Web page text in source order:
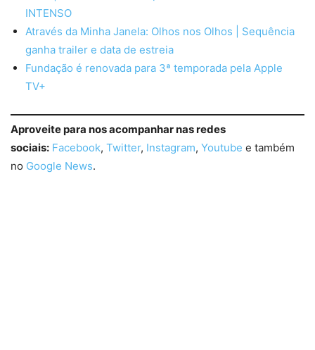
INTENSO
Através da Minha Janela: Olhos nos Olhos | Sequência
ganha trailer e data de estreia
Fundação é renovada para 3ª temporada pela Apple
TV+
Aproveite para nos acompanhar nas redes
sociais: Facebook, Twitter, Instagram, Youtube e também
no Google News.